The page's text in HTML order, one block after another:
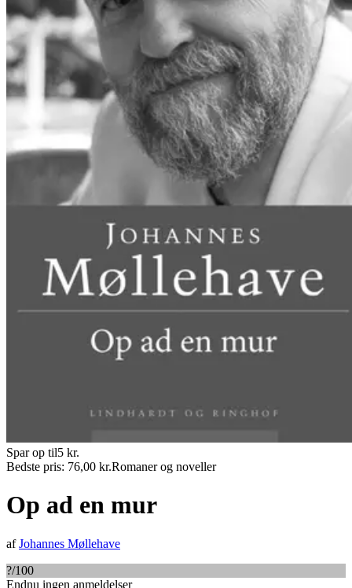
Spar op til5 kr.
Bedste pris: 76,00 kr.Romaner og noveller
Op ad en mur
afJohannes Møllehave
?/100
Endnu ingen anmeldelser